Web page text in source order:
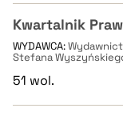
Kwartalnik
WYDAWCA:
Stefana
51 wol.